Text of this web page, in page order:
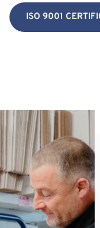
ISO 9001